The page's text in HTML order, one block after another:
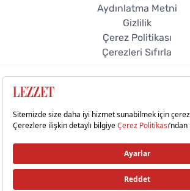
Aydınlatma Metni
Gizlilik
Çerez Politikası
Çerezleri Sıfırla
© 2026 Lezzet Online. Tüm